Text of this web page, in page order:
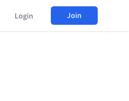
Login Join